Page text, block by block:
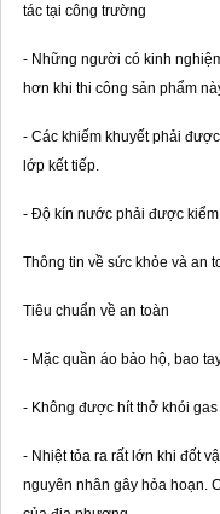
tác tại công trường
- Những người có kinh
hơn khi thi công sản phẩm
- Các khiếm khuyết phải
lớp kết tiếp.
- Độ kín nước phải được
Thông tin về sức khỏe và an
Tiêu chuẩn về an toàn
- Mặc quần áo bảo hộ, bao
- Không được hít thở khói gas
- Nhiệt tỏa ra rất lớn khi đốt
nguyên nhân gây hỏa hoạn.